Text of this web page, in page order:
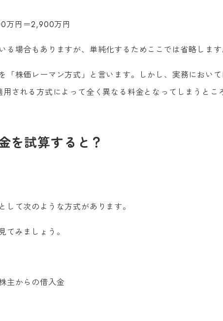
万円＝2,900万円
場合もありますが、単純化するためここでは省略します
「株価レーマン方式」と言います。しかし、実務におい
される方式によって全く異なる料金となってしまうとこ
を試算すると？
て次のような方式があります。
みましょう。
主からの借入金